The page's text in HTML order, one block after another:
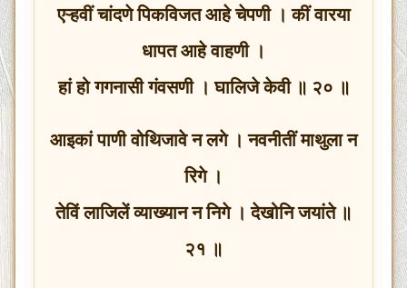
एऱ्हवीं चांदणे पिकविजत आहे चेपणी । कीं वारया
धापत आहे वाहणी ।
हां हो गगनासी गंवसणी । घालिजे केवी ॥ २० ॥
आइकां पाणी वोथिजावे न लगे । नवनीतीं माथुला न
रिगे ।
तेविं लाजिलें व्याख्यान न निगे । देखोनि जयांते ॥
२१ ॥